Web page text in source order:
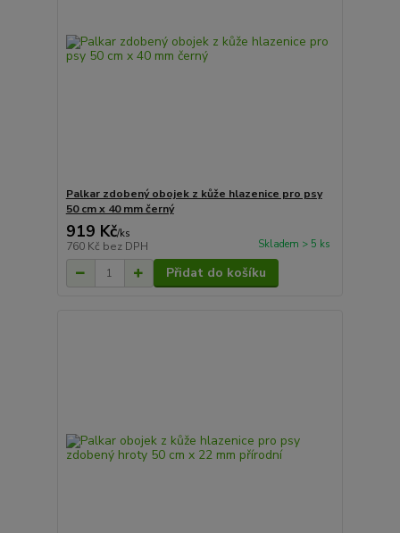
Palkar zdobený obojek z kůže hlazenice pro psy
50 cm x 40 mm černý
919 Kč/ks
760 Kč bez DPH Skladem > 5 ks
Přidat do košíku